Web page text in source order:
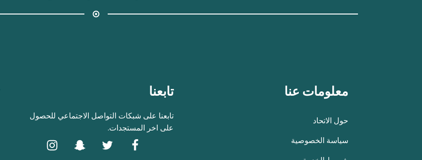
معلومات عنا
حول الاتحاد
سياسة الخصوصية
تابعنا
تابعنا على شبكات التواصل الاجتماعي للحصول
على اخر المستجدات.